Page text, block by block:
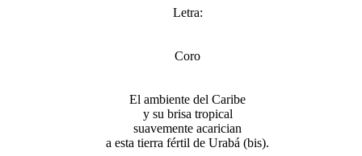
Letra:
Coro
El ambiente del Caribe
y su brisa tropical
suavemente acarician
a esta tierra fértil de Urabá (bis).